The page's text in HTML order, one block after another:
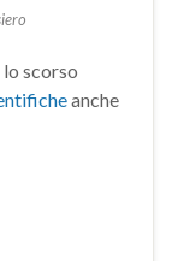
lo scorso
anche